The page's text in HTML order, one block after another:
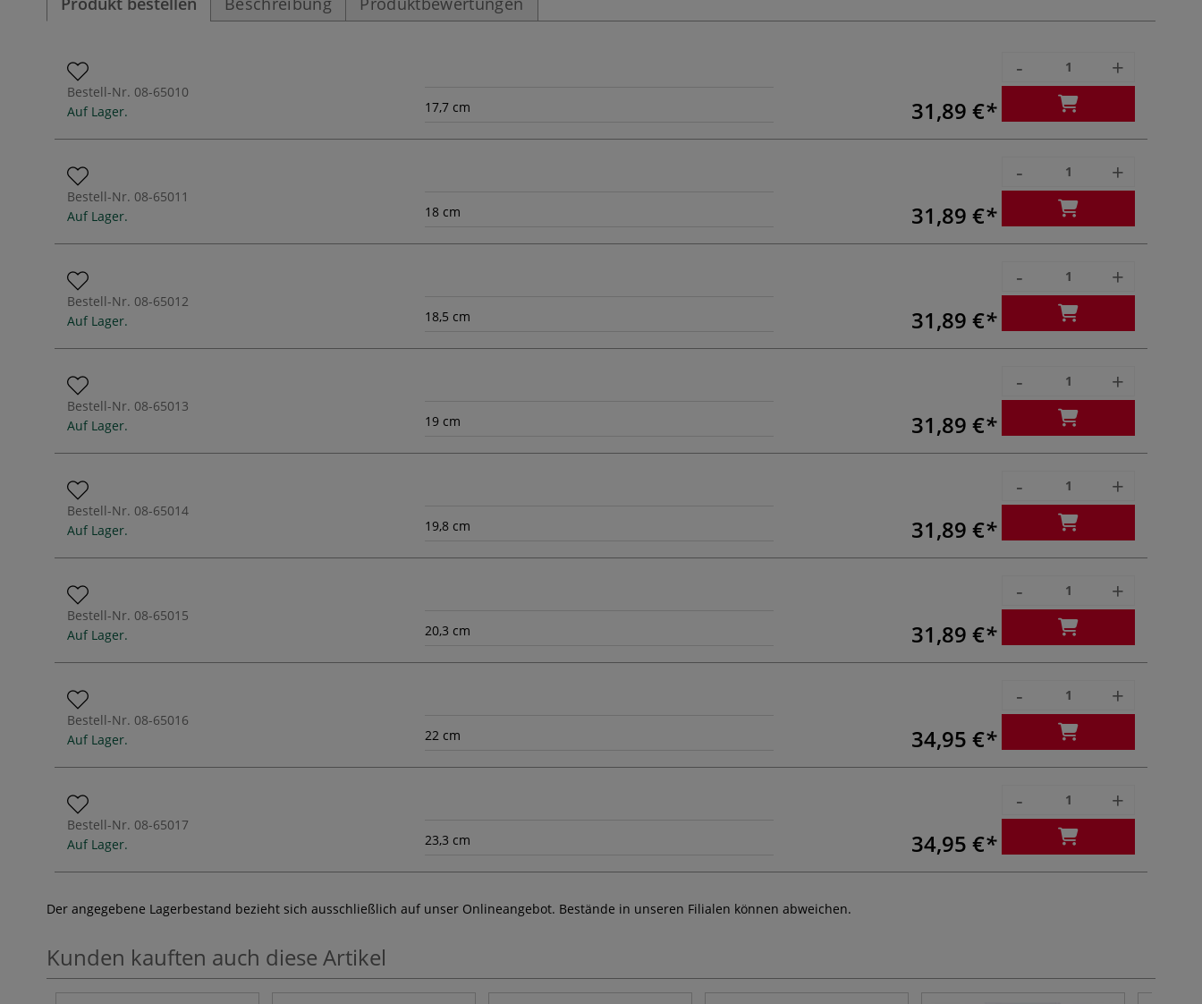
Bestell-Nr. 08-65010
Auf Lager.
17,7 cm 31,89 €
- +
Bestell-Nr. 08-65011
Auf Lager.
18 cm 31,89 €
- +
Bestell-Nr. 08-65012
Auf Lager.
18,5 cm 31,89 €
- +
Bestell-Nr. 08-65013
Auf Lager.
19 cm 31,89 €
- +
Bestell-Nr. 08-65014
Auf Lager.
19,8 cm 31,89 €
- +
Bestell-Nr. 08-65015
Auf Lager.
20,3 cm 31,89 €
- +
Bestell-Nr. 08-65016
Auf Lager.
22 cm 34,95 €
- +
Bestell-Nr. 08-65017
Auf Lager.
23,3 cm 34,95 €
- +
Der angegebene Lagerbestand bezieht sich ausschließlich auf unser Onlineangebot. Bestände in unseren Filialen können abweichen.
Kunden kauften auch diese Artikel